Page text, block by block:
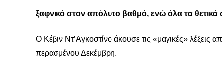
ξαφνικό στον απόλυτο βαθμό, ενώ όλα τα
Ο Κέβιν Ντ’Αγκοστίνο άκουσε τις «μαγικές» λέξεις
περασμένου Δεκέμβρη.